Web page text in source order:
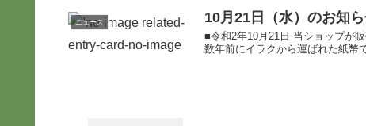
ニュース 10月21日（水）のお知
■令和2年10月21日 当ショップが
数年前にイラクから運ばれた紙幣